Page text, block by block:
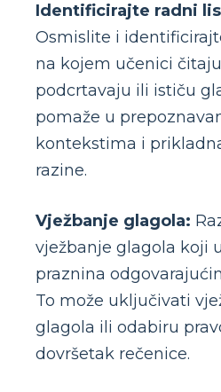
Identificirajte radni
Osmislite i
na kojem učenici
podcrtavaju ili ističu
pomaže u
kontekstima i
razine.
Vježbanje glagola:
vježbanje glagola koji
praznina
To može uključivati
glagola ili odabiru
dovršetak rečenice.